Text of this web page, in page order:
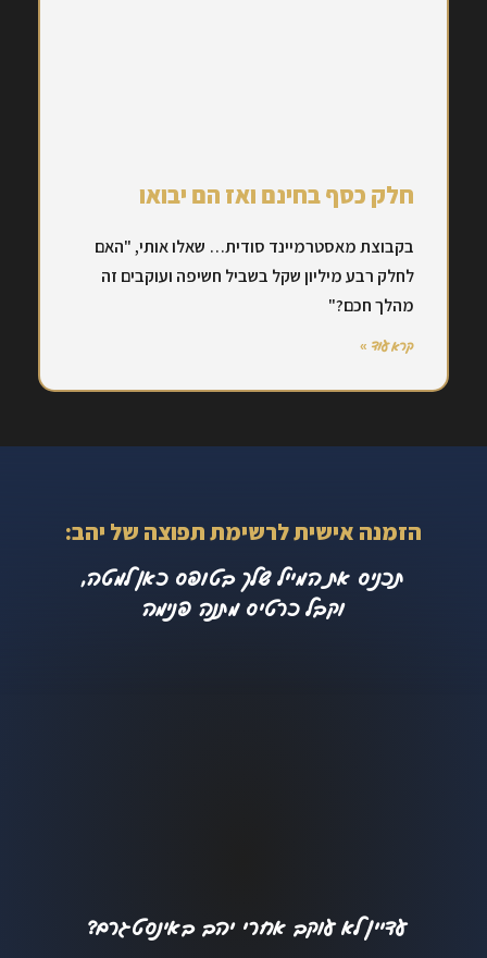
חלק כסף בחינם ואז הם יבואו
בקבוצת מאסטרמיינד סודית… שאלו אותי, "האם
לחלק רבע מיליון שקל בשביל חשיפה ועוקבים זה
מהלך חכם?"
קרא עוד »
הזמנה אישית לרשימת תפוצה של יהב:
תכניס את המייל שלך בטופס כאן למטה,
וקבל כרטיס מתנה פנימה
עדיין לא עוקב אחרי יהב באינסטגרם?